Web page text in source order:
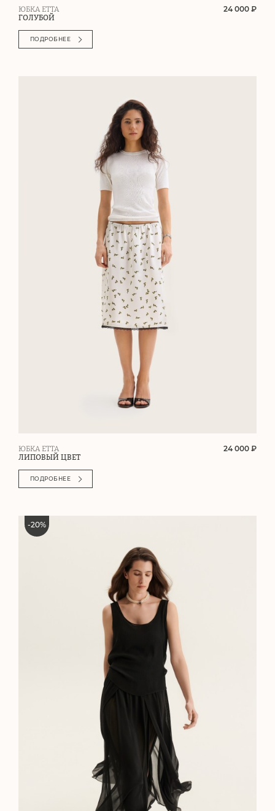
ЮБКА ETTA
ГОЛУБОЙ
24 000 ₽
ПОДРОБНЕЕ
ЮБКА ETTA
ЛИПОВЫЙ ЦВЕТ
24 000 ₽
ПОДРОБНЕЕ
-20%